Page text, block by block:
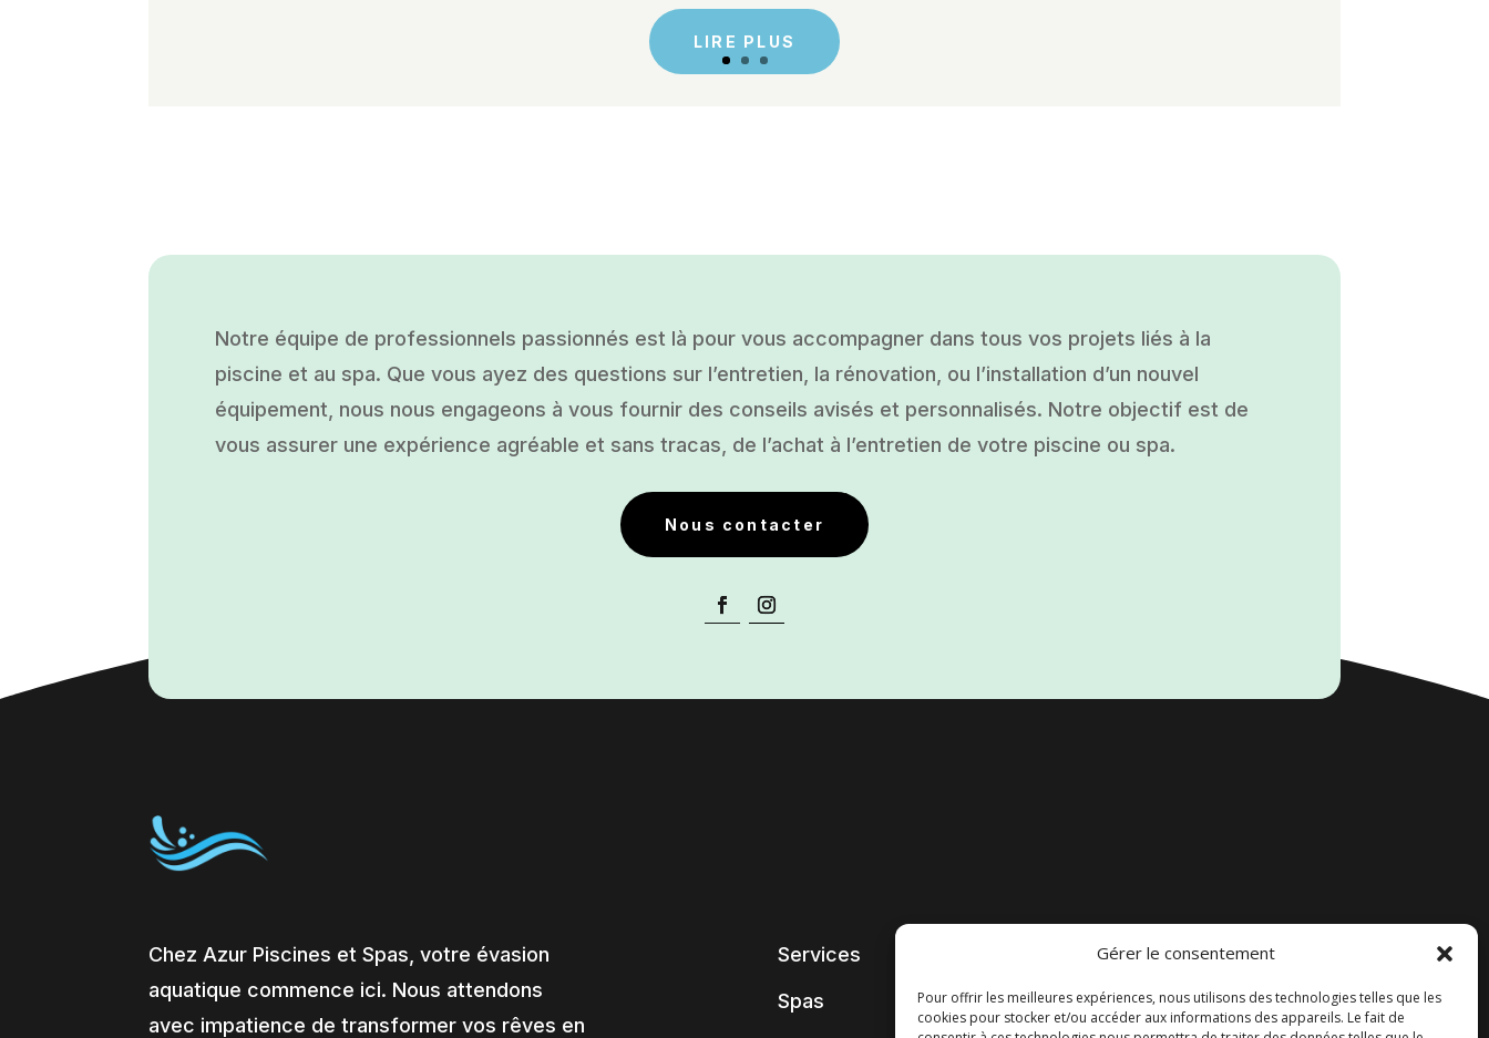
Gérer le consentement
Pour offrir les meilleures expériences, nous utilisons des technologies telles que les
cookies pour stocker et/ou accéder aux informations des appareils. Le fait de
LIRE PLUS
Notre équipe de professionnels passionnés est là pour vous accompagner dans tous vos projets liés à la
piscine et au spa. Que vous ayez des questions sur l’entretien, la rénovation, ou l’installation d’un nouvel
équipement, nous nous engageons à vous fournir des conseils avisés et personnalisés. Notre objectif est de
vous assurer une expérience agréable et sans tracas, de l’achat à l’entretien de votre piscine ou spa.
Nous contacter
Chez Azur Piscines et Spas, votre évasion
aquatique commence ici. Nous attendons
avec impatience de transformer vos rêves en
Services
Spas
Accueil
Contact